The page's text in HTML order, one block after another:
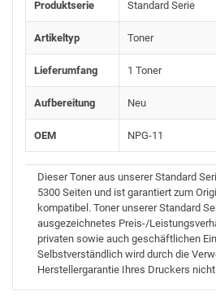
Produktserie Standard Serie
Artikeltyp Toner
Lieferumfang 1 Toner
Aufbereitung Neu
OEM NPG-11
Dieser Toner aus unserer Standard
5300 Seiten und ist garantiert zum
kompatibel. Toner unserer Standard
ausgezeichnetes Preis-/
privaten sowie auch geschäftlichen
Selbstverständlich wird durch die
Herstellergarantie Ihres Druckers